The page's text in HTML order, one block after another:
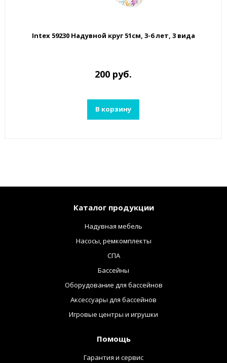
Intex 59230 Надувной круг 51см, 3-6 лет, 3 вида
200 руб.
В корзину
Каталог продукции
Надувная мебель
Насосы, ремкомплекты
СПА
Бассейны
Оборудование для бассейнов
Аксессуары для бассейнов
Игровые центры и игрушки
Помощь
Гарантия и сервис